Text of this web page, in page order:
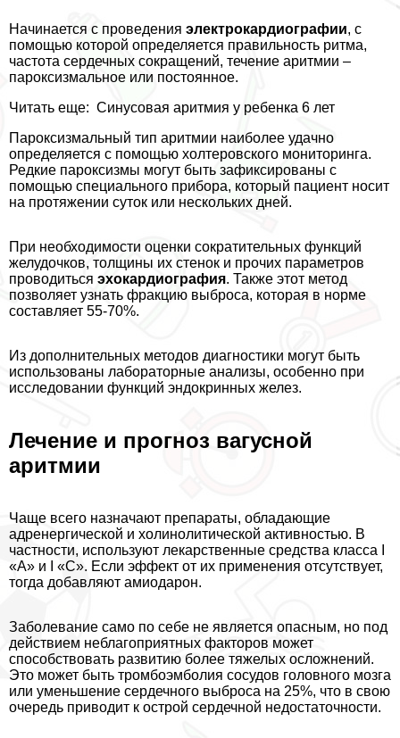
Начинается с проведения электрокардиографии, с
помощью которой определяется правильность ритма,
частота сердечных сокращений, течение аритмии –
пароксизмальное или постоянное.
Читать еще: Синусовая аритмия у ребенка 6 лет
Пароксизмальный тип аритмии наиболее удачно
определяется с помощью холтеровского мониторинга.
Редкие пароксизмы могут быть зафиксированы с
помощью специального прибора, который пациент носит
на протяжении суток или нескольких дней.
При необходимости оценки сократительных функций
желудочков, толщины их стенок и прочих параметров
проводиться эхокардиография. Также этот метод
позволяет узнать фpaкцию выброса, которая в норме
составляет 55-70%.
Из дополнительных методов диагностики могут быть
использованы лабораторные анализы, особенно при
исследовании функций эндокринных желез.
Лечение и прогноз вагусной
аритмии
Чаще всего назначают препараты, обладающие
адренергической и холинолитической активностью. В
частности, используют лекарственные средства класса I
«А» и I «С». Если эффект от их применения отсутствует,
тогда добавляют амиодарон.
Заболевание само по себе не является опасным, но под
действием нeблагоприятных факторов может
способствовать развитию более тяжелых осложнений.
Это может быть тромбоэмболия сосудов головного мозга
или уменьшение сердечного выброса на 25%, что в свою
очередь приводит к острой сердечной недостаточности.